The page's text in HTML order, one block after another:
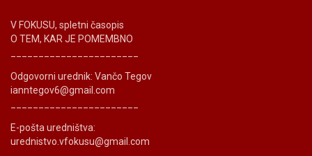
V FOKUSU, spletni časopis
O TEM, KAR JE POMEMBNO
Odgovorni urednik: Vančo Tegov
ianntegov6@gmail.com
E-pošta uredništva:
urednistvo.vfokusu@gmail.com